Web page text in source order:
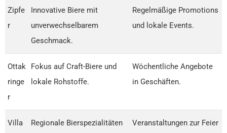
Zipfe
r
Innovative Biere mit
unverwechselbarem
Geschmack.
Regelmäßige Promotions
und lokale Events.
Ottak
ringe
r
Fokus auf Craft-Biere und
lokale Rohstoffe.
Wöchentliche Angebote
in Geschäften.
Villa
Regionale Bierspezialitäten
Veranstaltungen zur Feier